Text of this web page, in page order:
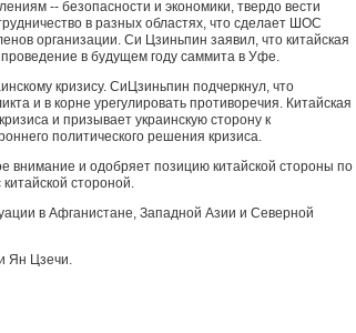
-- безопасности и экономики, твердо вести
в разных областях, что сделает ШОС
организации. Си Цзиньпин заявил, что китайская
в будущем году саммита в Уфе.
кризису. СиЦзиньпин подчеркнул, что
и в корне урегулировать противоречия. Китайская
и призывает украинскую сторону к
политического решения кризиса.
внимание и одобряет позицию китайской стороны по
стороной.
в Афганистане, Западной Азии и Северной
Ян Цзечи.